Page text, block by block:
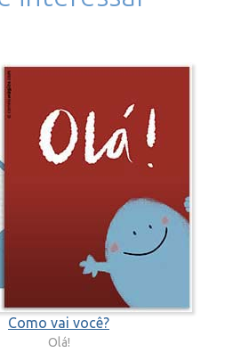
Como vai você?
Olá!